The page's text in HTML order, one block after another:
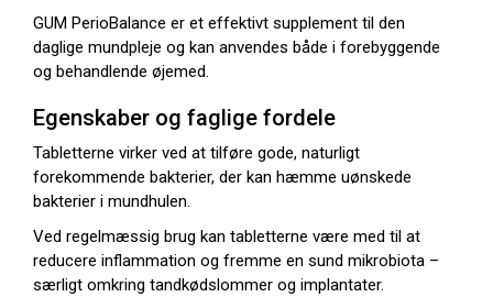
GUM PerioBalance er et effektivt supplement til den
daglige mundpleje og kan anvendes både i forebyggende
og behandlende øjemed.
Egenskaber og faglige fordele
Tabletterne virker ved at tilføre gode, naturligt
forekommende bakterier, der kan hæmme uønskede
bakterier i mundhulen.
Ved regelmæssig brug kan tabletterne være med til at
reducere inflammation og fremme en sund mikrobiota –
særligt omkring tandkødslommer og implantater.